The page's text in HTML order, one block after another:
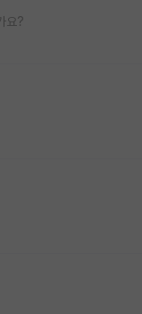
요?